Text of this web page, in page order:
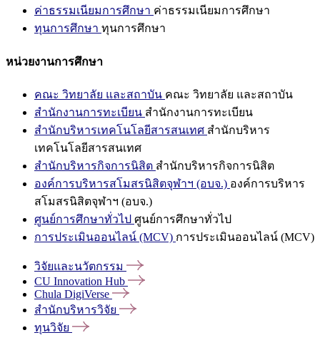
ค่าธรรมเนียมการศึกษา ค่าธรรมเนียมการศึกษา
ทุนการศึกษา ทุนการศึกษา
หน่วยงานการศึกษา
คณะ วิทยาลัย และสถาบัน คณะ วิทยาลัย และสถาบัน
สำนักงานการทะเบียน สำนักงานการทะเบียน
สำนักบริหารเทคโนโลยีสารสนเทศ สำนักบริหาร
เทคโนโลยีสารสนเทศ
สำนักบริหารกิจการนิสิต สำนักบริหารกิจการนิสิต
องค์การบริหารสโมสรนิสิตจุฬาฯ (อบจ.) องค์การบริหาร
สโมสรนิสิตจุฬาฯ (อบจ.)
ศูนย์การศึกษาทั่วไป ศูนย์การศึกษาทั่วไป
การประเมินออนไลน์ (MCV) การประเมินออนไลน์ (MCV)
วิจัยและนวัตกรรม
CU Innovation Hub
Chula DigiVerse
สำนักบริหารวิจัย
ทุนวิจัย